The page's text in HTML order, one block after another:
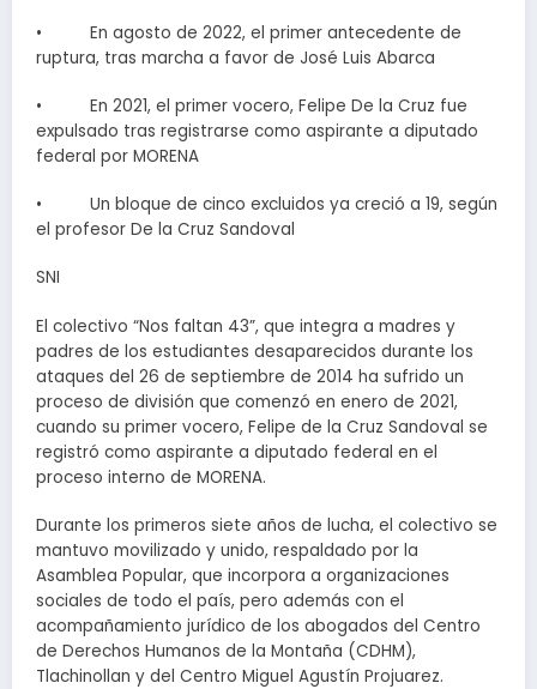
• En agosto de 2022, el primer antecedente de
ruptura, tras marcha a favor de José Luis Abarca
• En 2021, el primer vocero, Felipe De la Cruz fue
expulsado tras registrarse como aspirante a diputado
federal por MORENA
• Un bloque de cinco excluidos ya creció a 19, según
el profesor De la Cruz Sandoval
SNI
El colectivo “Nos faltan 43”, que integra a madres y
padres de los estudiantes desaparecidos durante los
ataques del 26 de septiembre de 2014 ha sufrido un
proceso de división que comenzó en enero de 2021,
cuando su primer vocero, Felipe de la Cruz Sandoval se
registró como aspirante a diputado federal en el
proceso interno de MORENA.
Durante los primeros siete años de lucha, el colectivo se
mantuvo movilizado y unido, respaldado por la
Asamblea Popular, que incorpora a organizaciones
sociales de todo el país, pero además con el
acompañamiento jurídico de los abogados del Centro
de Derechos Humanos de la Montaña (CDHM),
Tlachinollan y del Centro Miguel Agustín Projuarez.